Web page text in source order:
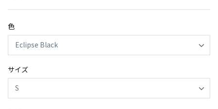
色
Eclipse Black
サイズ
S